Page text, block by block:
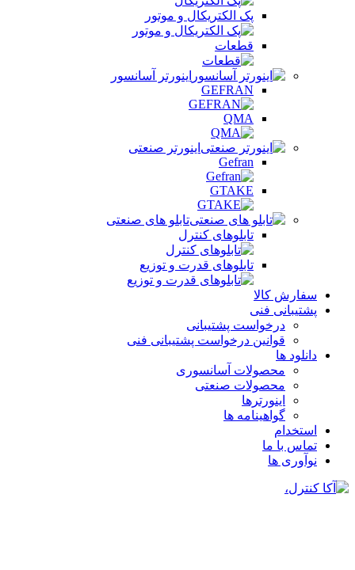
پک الکتریکال و موتور
قطعات
اینورتر آسانسور
GEFRAN
QMA
اینورتر صنعتی
Gefran
GTAKE
تابلو های صنعتی
تابلوهای کنترل
تابلوهای قدرت و توزیع
سفارش کالا
پشتیبانی فنی
درخواست پشتیبانی
قوانین درخواست پشتیبانی فنی
دانلود ها
محصولات آسانسوری
محصولات صنعتی
اینورترها
گواهینامه ها
استخدام
تماس با ما
نوآوری ها